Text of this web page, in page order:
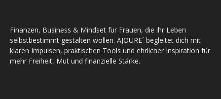
Finanzen, Business & Mindset für Frauen, die ihr Leben
selbstbestimmt gestalten wollen. AJOURE´ begleitet dich mit
klaren Impulsen, praktischen Tools und ehrlicher Inspiration für
mehr Freiheit, Mut und finanzielle Stärke.